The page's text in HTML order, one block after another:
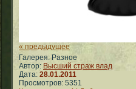
« предыдущее
Галерея: Разное
Автор: Высший страж влад
Дата: 28.01.2011
Просмотров: 5351